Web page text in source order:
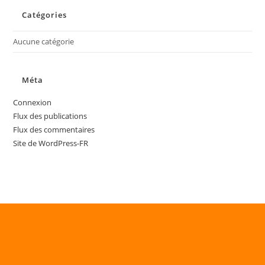
Catégories
Aucune catégorie
Méta
Connexion
Flux des publications
Flux des commentaires
Site de WordPress-FR